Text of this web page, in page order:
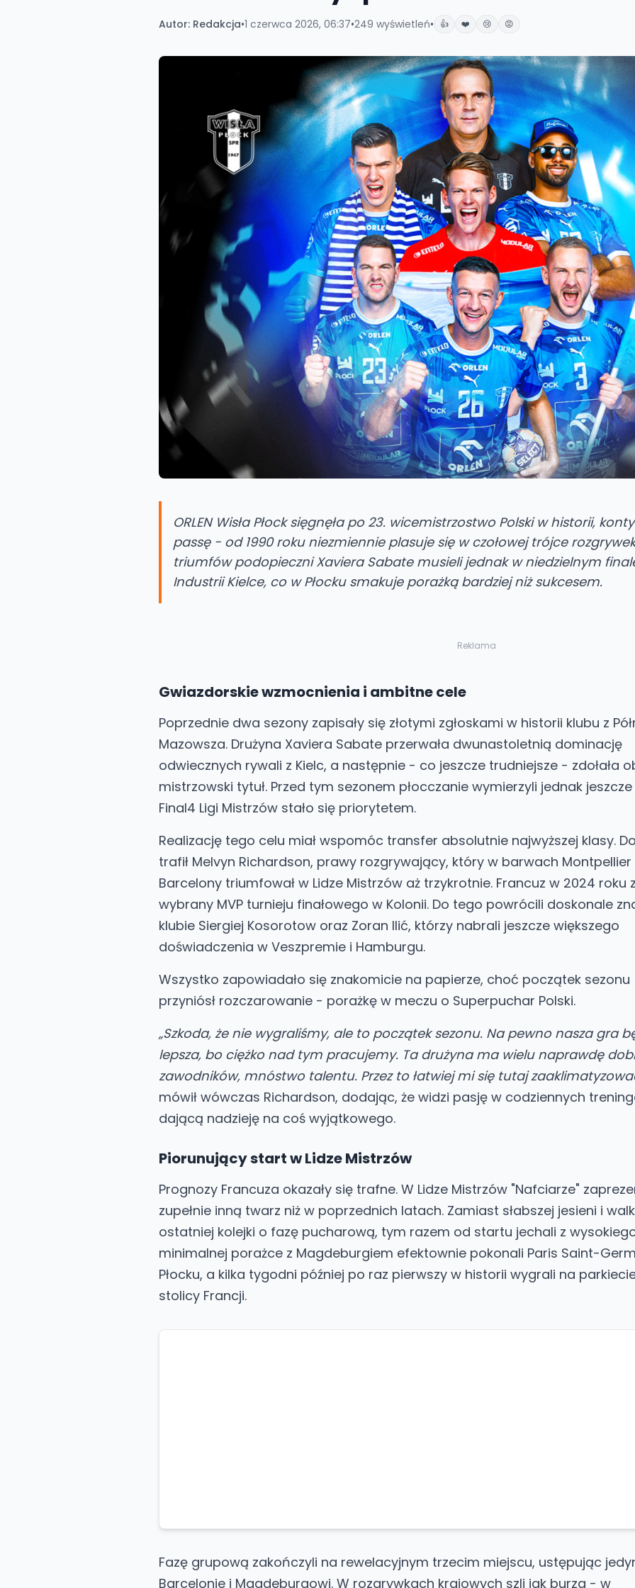
Autor: Redakcja•1 czerwca 2026, 06:37•249 wyświetleń• 👍 ❤️ 😢 😡
ORLEN Wisła Płock sięgnęła po 23. wicemistrzostwo Polski w historii,
passę - od 1990 roku niezmiennie plasuje się w czołowej trójce
triumfów podopieczni Xaviera Sabate musieli jednak w niedzielnym
Industrii Kielce, co w Płocku smakuje porażką bardziej niż sukcesem.
Reklama
Gwiazdorskie wzmocnienia i ambitne cele
Poprzednie dwa sezony zapisały się złotymi zgłoskami w historii klubu z
Mazowsza. Drużyna Xaviera Sabate przerwała dwunastoletnią dominację
odwiecznych rywali z Kielc, a następnie - co jeszcze trudniejsze - zdołała
mistrzowski tytuł. Przed tym sezonem płocczanie wymierzyli jednak jeszcze
Final4 Ligi Mistrzów stało się priorytetem.
Realizację tego celu miał wspomóc transfer absolutnie najwyższej klasy.
trafił Melvyn Richardson, prawy rozgrywający, który w barwach Montpellier
Barcelony triumfował w Lidze Mistrzów aż trzykrotnie. Francuz w 2024 roku
wybrany MVP turnieju finałowego w Kolonii. Do tego powrócili doskonale
klubie Siergiej Kosorotow oraz Zoran Ilić, którzy nabrali jeszcze większego
doświadczenia w Veszpremie i Hamburgu.
Wszystko zapowiadało się znakomicie na papierze, choć początek sezonu
przyniósł rozczarowanie - porażkę w meczu o Superpuchar Polski.
„Szkoda, że nie wygraliśmy, ale to początek sezonu. Na pewno nasza gra
lepsza, bo ciężko nad tym pracujemy. Ta drużyna ma wielu naprawdę
zawodników, mnóstwo talentu. Przez to łatwiej mi się tutaj
mówił wówczas Richardson, dodając, że widzi pasję w codziennych
dającą nadzieję na coś wyjątkowego.
Piorunujący start w Lidze Mistrzów
Prognozy Francuza okazały się trafne. W Lidze Mistrzów "Nafciarze"
zupełnie inną twarz niż w poprzednich latach. Zamiast słabszej jesieni i
ostatniej kolejki o fazę pucharową, tym razem od startu jechali z
minimalnej porażce z Magdeburgiem efektownie pokonali Paris Saint-
Płocku, a kilka tygodni później po raz pierwszy w historii wygrali na
stolicy Francji.
Fazę grupową zakończyli na rewelacyjnym trzecim miejscu, ustępując
Barcelonie i Magdeburgowi. W rozgrywkach krajowych szli jak burza - w